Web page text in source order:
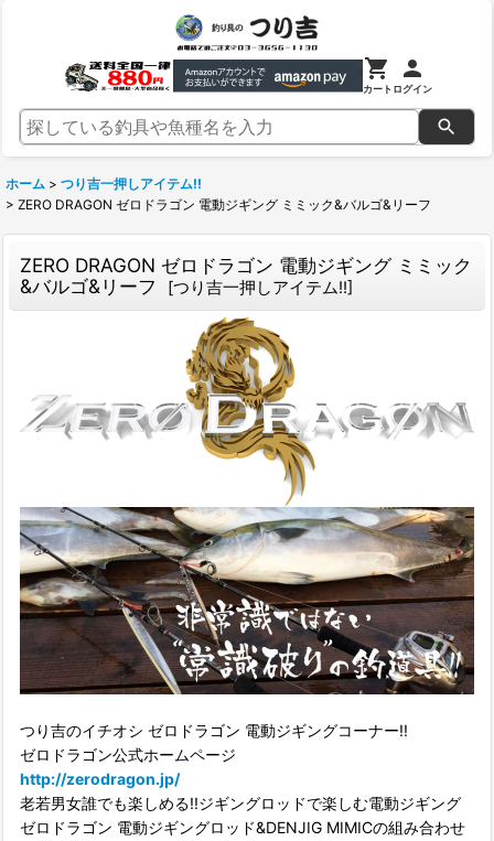
カートログイン
ホーム > つり吉一押しアイテム!!
> ZERO DRAGON ゼロドラゴン 電動ジギング ミミック&バルゴ&リーフ
ZERO DRAGON ゼロドラゴン 電動ジギング ミミック
&バルゴ&リーフ
[つり吉一押しアイテム!!]
つり吉のイチオシ ゼロドラゴン 電動ジギングコーナー!!
ゼロドラゴン公式ホームページ
http://zerodragon.jp/
老若男女誰でも楽しめる!!ジギングロッドで楽しむ電動ジギング
ゼロドラゴン 電動ジギングロッド&DENJIG MIMICの組み合わせ